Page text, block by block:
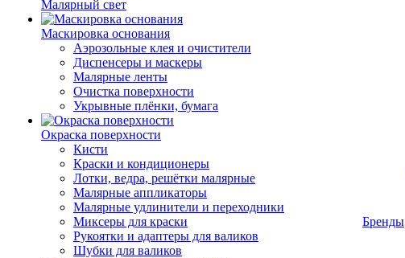
Малярный свет
Маскировка основания
Аэрозольные клея и очистители
Диспенсеры и маскеры
Малярные ленты
Очистка поверхности
Укрывные плёнки, бумага
Окраска поверхности
Кисти
Краски и кондиционеры
Лотки, ведра, решётки малярные
Малярные аппликаторы
Малярные удлинители и переходники
Миксеры для краски
Рукоятки и адаптеры для валиков
Шубки для валиков
Бренды